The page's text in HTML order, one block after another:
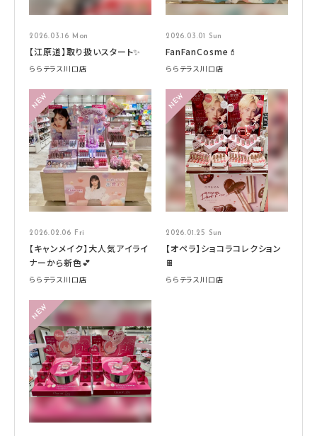
2026.03.16 Mon
【江原道】取り扱いスタート✨
ららテラス川口店
2026.03.01 Sun
FanFanCosme💄
ららテラス川口店
2026.02.06 Fri
【キャンメイク】大人気アイライ
ナーから新色💕
ららテラス川口店
2026.01.25 Sun
【オペラ】ショコラコレクション
🍫
ららテラス川口店